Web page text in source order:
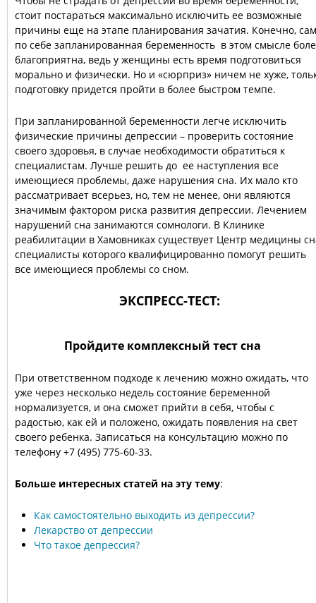
стоит постараться максимально исключить ее возможные
причины еще на этапе планирования зачатия. Конечно,
по себе запланированная беременность в этом смысле
благоприятна, ведь у женщины есть время подготовиться
морально и физически. Но и «сюрприз» ничем не хуже,
подготовку придется пройти в более быстром темпе.
При запланированной беременности легче исключить
физические причины депрессии – проверить состояние
своего здоровья, в случае необходимости обратиться к
специалистам. Лучше решить до ее наступления все
имеющиеся проблемы, даже нарушения сна. Их мало кто
рассматривает всерьез, но, тем не менее, они являются
значимым фактором риска развития депрессии. Лечением
нарушений сна занимаются сомнологи. В Клинике
реабилитации в Хамовниках существует Центр медицины
специалисты которого квалифицированно помогут решить
все имеющиеся проблемы со сном.
ЭКСПРЕСС-ТЕСТ:
Пройдите комплексный тест сна
При ответственном подходе к лечению можно ожидать, что
уже через несколько недель состояние беременной
нормализуется, и она сможет прийти в себя, чтобы с
радостью, как ей и положено, ожидать появления на свет
своего ребенка. Записаться на консультацию можно по
телефону +7 (495) 775-60-33.
Больше интересных статей на эту тему:
Как самостоятельно выходить из депрессии?
Лекарство от депрессии
Что такое депрессия?